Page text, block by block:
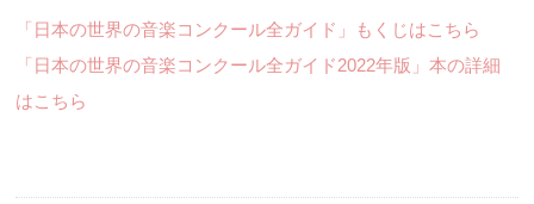
「日本の世界の音楽コンクール全ガイド」もくじはこちら
「日本の世界の音楽コンクール全ガイド2022年版」本の詳細
はこちら